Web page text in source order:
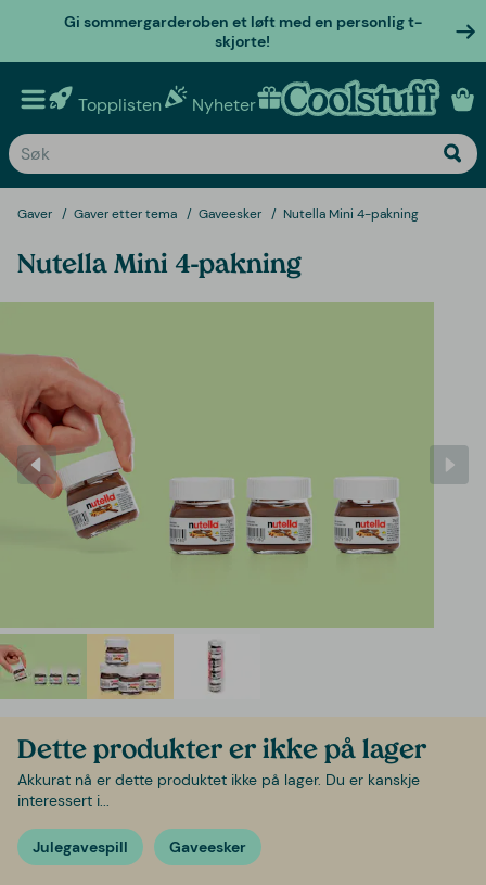
Gi sommergarderoben et løft med en personlig t-
skjorte!
Topplisten Nyheter Personlige gaver
Gaver Gaver etter tema Gaveesker Nutella Mini 4-pakning
Nutella Mini 4-pakning
Dette produkter er ikke på lager
Akkurat nå er dette produktet ikke på lager. Du er kanskje
interessert i...
Julegavespill Gaveesker